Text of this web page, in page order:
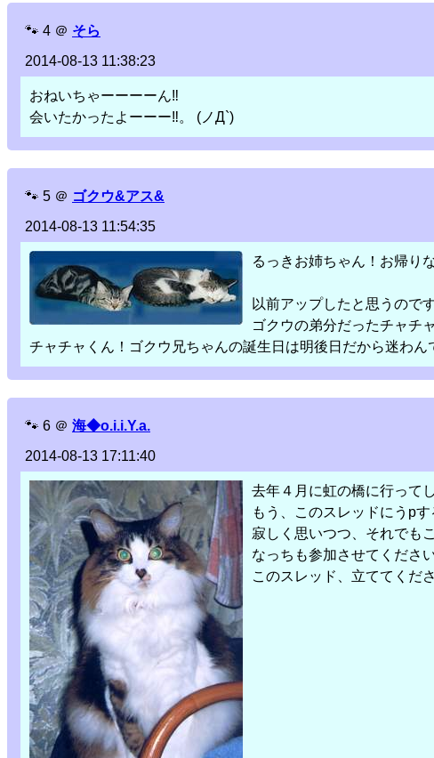
🐾 4 ＠ そら
2014-08-13 11:38:23
おねいちゃーーーーん‼︎
会いたかったよーーー‼︎。 (ノД`)
🐾 5 ＠ ゴクウ&アス&
2014-08-13 11:54:35
るっきお姉ちゃん！お帰り
以前アップしたと思うのです
ゴクウの弟分だったチャチ
チャチャくん！ゴクウ兄ちゃんの誕生日は明後日だから迷わん
🐾 6 ＠ 海◆o.i.i.Y.a.
2014-08-13 17:11:40
去年４月に虹の橋に行って
もう、このスレッドにうp
寂しく思いつつ、それでも
なっちも参加させてください
このスレッド、立ててくだ